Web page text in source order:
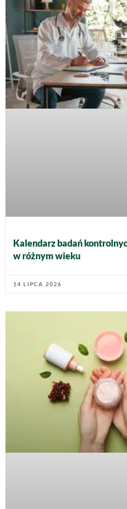
Kalendarz badań
w różnym wieku
14 LIPCA 2026